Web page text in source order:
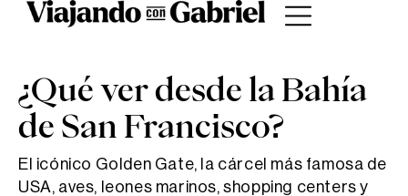
¿Qué ver desde la Bahía
de San Francisco?
El icónico Golden Gate, la cárcel más famosa de
USA, aves, leones marinos, shopping centers y